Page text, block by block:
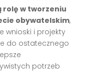
rolę w tworzeniu
obywatelskim,
wnioski i projekty
do ostatecznego
potrzeb